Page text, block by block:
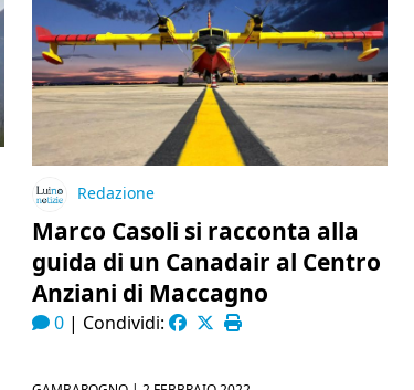
Redazione
Marco Casoli si racconta alla
guida di un Canadair al Centro
Anziani di Maccagno
0 | Condividi: